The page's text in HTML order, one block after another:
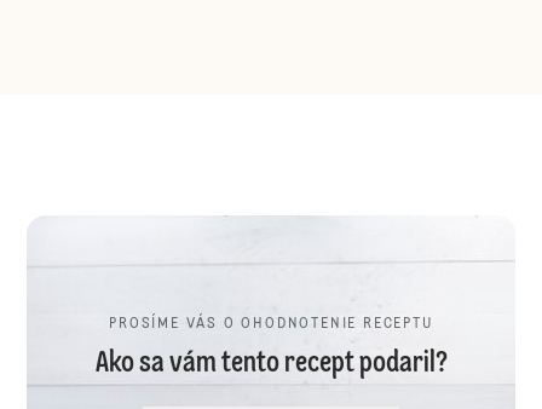
PROSÍME VÁS O OHODNOTENIE RECEPTU
Ako sa vám tento recept podaril?